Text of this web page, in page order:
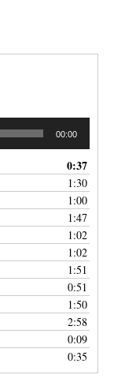
00:00
0:37
1:30
1:00
1:47
1:02
1:02
1:51
0:51
1:50
2:58
0:09
0:35